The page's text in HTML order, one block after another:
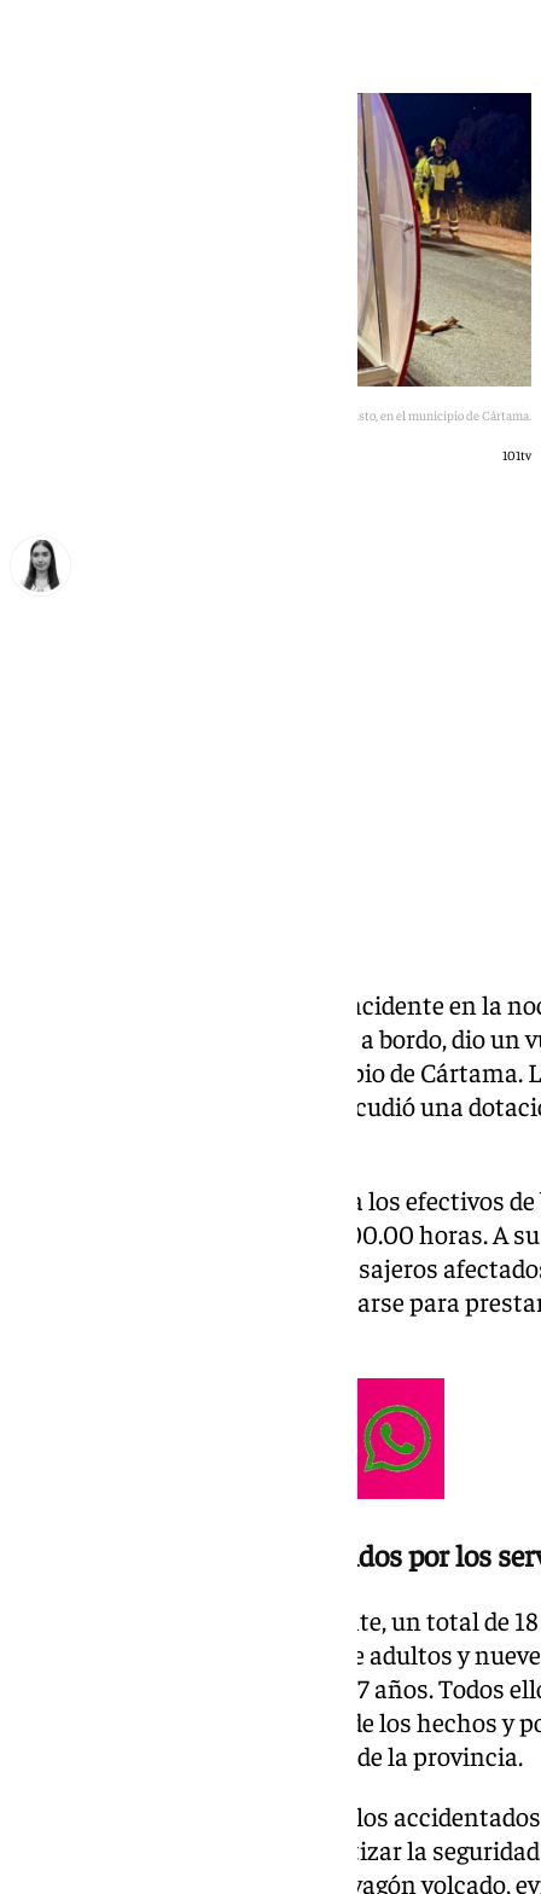
Dotación de CPB de Coín en la calle Santo Cristo, en el municipio de Cártama.
101tv
Cártama vivió un impactante incidente en la
turístico, con unas 30 personas a bordo, dio
calle Santo Cristo, en el municipio de Cártama.
siendo investigadas, y al lugar acudió una
El aviso movilizó de inmediato a los efectivos
en el lugar entre las 21.40 y las 00.00 horas. A
encontraron con numerosos pasajeros
momento, tuvieron que coordinarse para
Los 18 heridos fueron atendidos por los
Como consecuencia del accidente, un total de
Entre ellas se encuentran nueve adultos y
comprendidas entre los 5 y los 17 años. Todos
servicios sanitarios en el lugar de los hechos y
distintos centros hospitalarios de la provincia.
Además de la atención inicial a los
labores preventivas para garantizar la
las tareas de estabilización del vagón volcado,